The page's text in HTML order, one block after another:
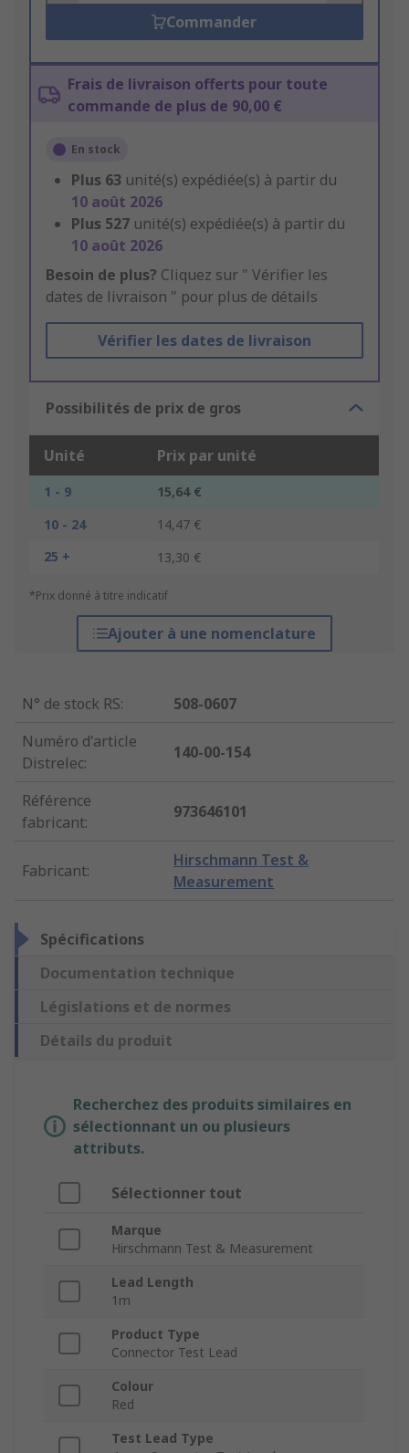
Commander
Frais de livraison offerts pour toute
commande de plus de 90,00 €
En stock
Plus 63 unité(s) expédiée(s) à partir du
10 août 2026
Plus 527 unité(s) expédiée(s) à partir du
10 août 2026
Besoin de plus? Cliquez sur " Vérifier les
dates de livraison " pour plus de détails
Vérifier les dates de livraison
Possibilités de prix de gros
Unité Prix par unité
1 - 9
15,64 €
10 - 24
14,47 €
25 +
13,30 €
*Prix donné à titre indicatif
Ajouter à une nomenclature
N° de stock RS:
508-0607
Numéro d'article
Distrelec:
140-00-154
Référence
fabricant:
973646101
Fabricant:
Hirschmann Test &
Measurement
Spécifications
Documentation technique
Législations et de normes
Détails du produit
Recherchez des produits similaires en
sélectionnant un ou plusieurs
attributs.
Sélectionner tout
Marque
Hirschmann Test & Measurement
Lead Length
1m
Product Type
Connector Test Lead
Colour
Red
Test Lead Type